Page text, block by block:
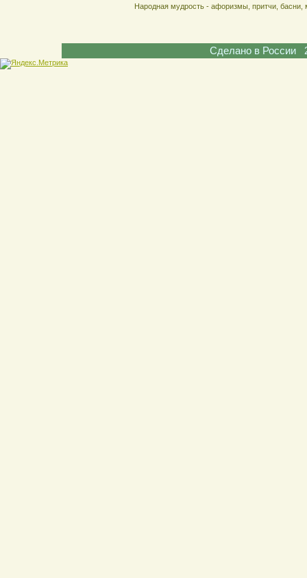
Народная мудрость - афоризмы, притчи,
Сделано в России